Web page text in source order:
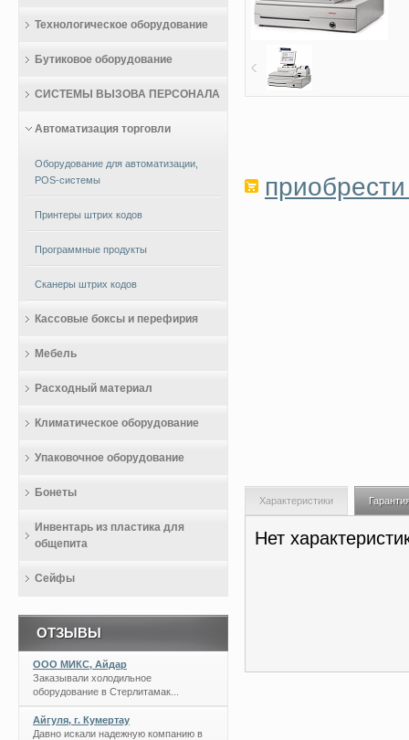
Характеристики
Нет
Технологическое оборудование
Бутиковое оборудование
СИСТЕМЫ ВЫЗОВА ПЕРСОНАЛА
Автоматизация торговли
Оборудование для автоматизации,
POS-системы
Принтеры штрих кодов
Программные продукты
Сканеры штрих кодов
Кассовые боксы и перефирия
Мебель
Расходный материал
Климатическое оборудование
Упаковочное оборудование
Бонеты
Инвентарь из пластика для
общепита
Сейфы
ОТЗЫВЫ
ООО МИКС, Айдар
Заказывали холодильное
оборудование в Стерлитамак...
Айгуля, г. Кумертау
Давно искали надежную компанию в